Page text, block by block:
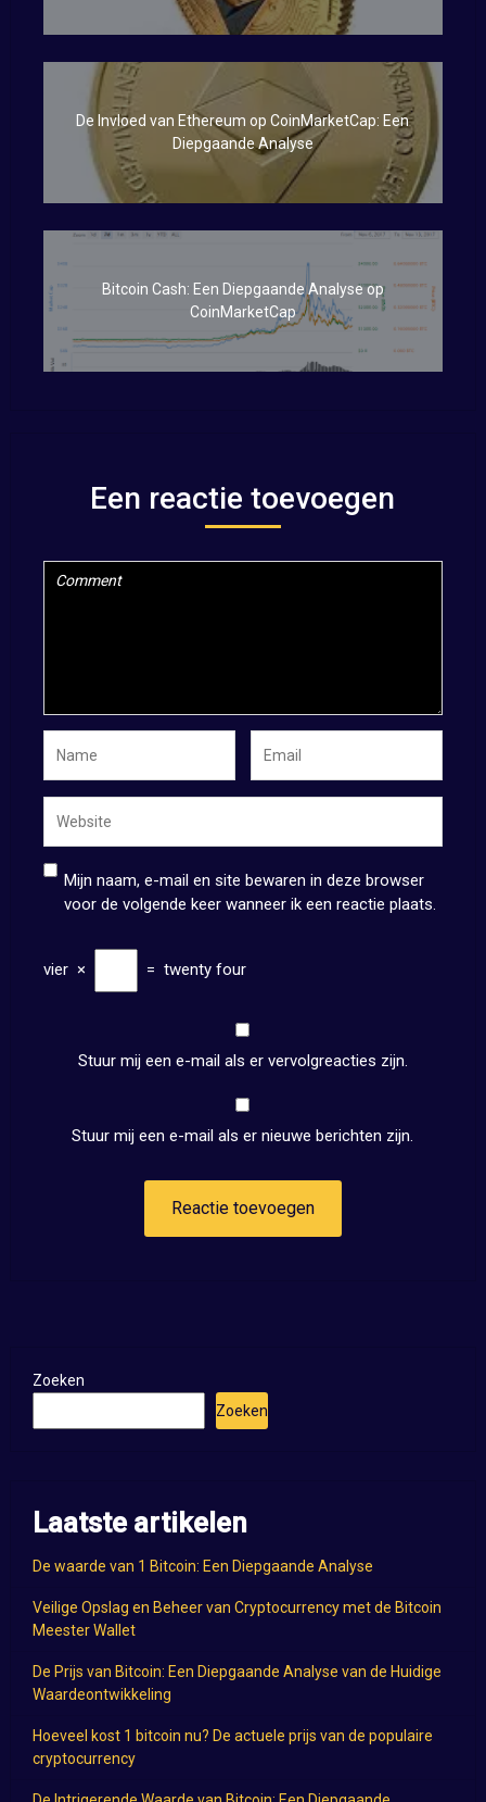
De Invloed van Ethereum op CoinMarketCap: Een
Diepgaande Analyse
Bitcoin Cash: Een Diepgaande Analyse op
CoinMarketCap
Een reactie toevoegen
Mijn naam, e-mail en site bewaren in deze browser
voor de volgende keer wanneer ik een reactie plaats.
vier × = twenty four
Stuur mij een e-mail als er vervolgreacties zijn.
Stuur mij een e-mail als er nieuwe berichten zijn.
Zoeken
Zoeken
Laatste artikelen
De waarde van 1 Bitcoin: Een Diepgaande Analyse
Veilige Opslag en Beheer van Cryptocurrency met de Bitcoin
Meester Wallet
De Prijs van Bitcoin: Een Diepgaande Analyse van de Huidige
Waardeontwikkeling
Hoeveel kost 1 bitcoin nu? De actuele prijs van de populaire
cryptocurrency